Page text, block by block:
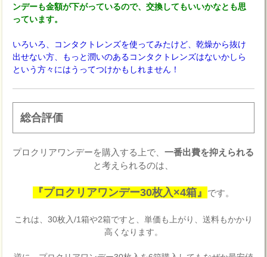
ンデーも金額が下がっているので、交換してもいいかなとも思
っています。
いろいろ、コンタクトレンズを使ってみたけど、乾燥から抜け
出せない方、もっと潤いのあるコンタクトレンズはないかしら
という方々にはうってつけかもしれません！
総合評価
プロクリアワンデーを購入する上で、一番出費を抑えられる
と考えられるのは、
『プロクリアワンデー30枚入×4箱』 です。
これは、30枚入/1箱や2箱ですと、単価も上がり、送料もかかり
高くなります。